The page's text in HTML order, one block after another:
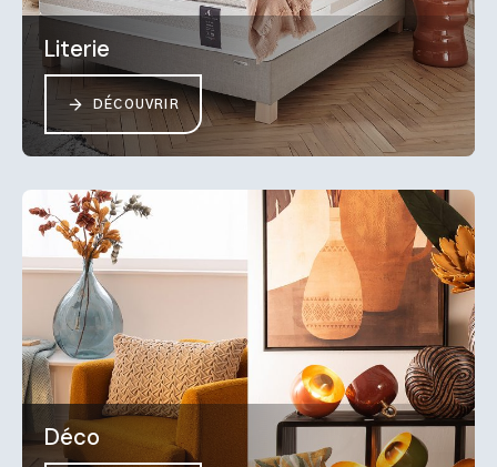
Literie
DÉCOUVRIR
Déco